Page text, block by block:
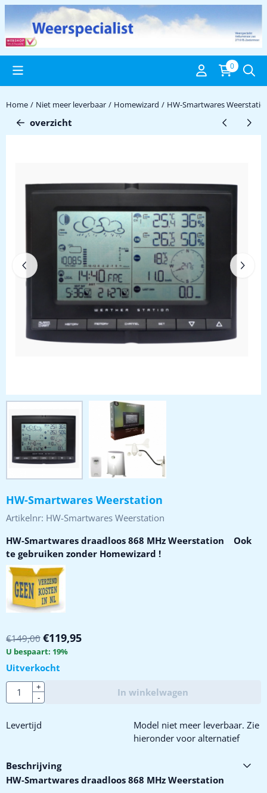
Cookievoorkeuren zijn beschikbaar. Kies instellingen of sta alle
0
Home / Niet meer leverbaar / Homewizard / HW-Smartwares
overzicht
HW-Smartwares Weerstation
Artikelnr: HW-Smartwares Weerstation
HW-Smartwares draadloos 868 MHz Weerstation Ook
te gebruiken zonder Homewizard !
€149,00 €119,95
U bespaart: 19%
Uitverkocht
Aantal
+
-
In winkelwagen
Levertijd
Model niet meer leverbaar. Zie
hieronder voor alternatief
Beschrijving
HW-Smartwares draadloos 868 MHz Weerstation